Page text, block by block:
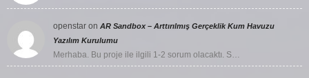
openstar on AR Sandbox – Arttırılmış Gerçeklik Kum Havuzu
Yazılım Kurulumu
Merhaba. Bu proje ile ilgili 1-2 sorum olacaktı. S…